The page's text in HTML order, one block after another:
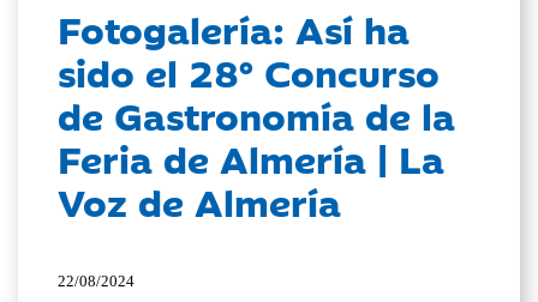
Fotogalería: Así ha
sido el 28º Concurso
de Gastronomía de la
Feria de Almería | La
Voz de Almería
22/08/2024